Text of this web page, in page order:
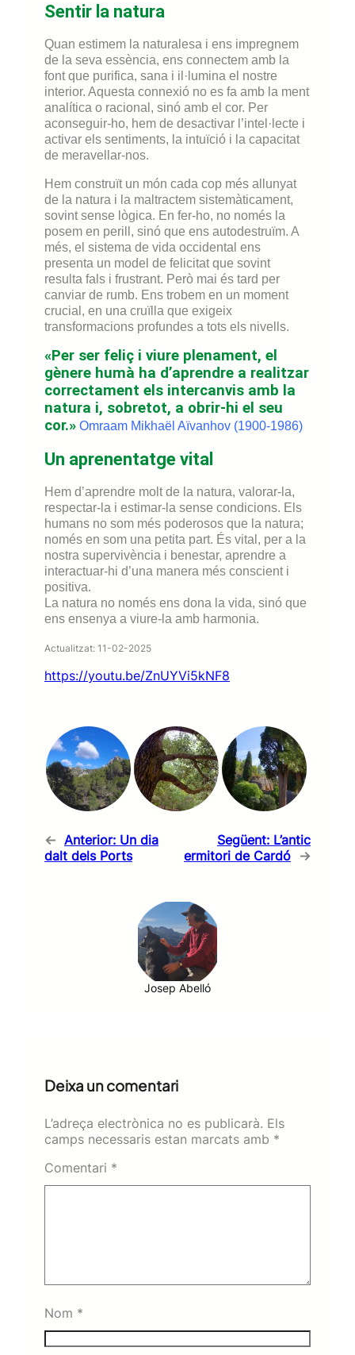
Sentir la natura
Quan estimem la naturalesa i ens impregnem
de la seva essència, ens connectem amb la
font que purifica, sana i il·lumina el nostre
interior. Aquesta connexió no es fa amb la ment
analítica o racional, sinó amb el cor. Per
aconseguir-ho, hem de desactivar l’intel·lecte i
activar els sentiments, la intuïció i la capacitat
de meravellar-nos.
Hem construït un món cada cop més allunyat
de la natura i la maltractem sistemàticament,
sovint sense lògica. En fer-ho, no només la
posem en perill, sinó que ens autodestruïm. A
més, el sistema de vida occidental ens
presenta un model de felicitat que sovint
resulta fals i frustrant. Però mai és tard per
canviar de rumb. Ens trobem en un moment
crucial, en una cruïlla que exigeix
transformacions profundes a tots els nivells.
«Per ser feliç i viure plenament, el
gènere humà ha d’aprendre a realitzar
correctament els intercanvis amb la
natura i, sobretot, a obrir-hi el seu
cor.» Omraam Mikhaël Aïvanhov (1900-1986)
Un aprenentatge vital
Hem d’aprendre molt de la natura, valorar-la,
respectar-la i estimar-la sense condicions. Els
humans no som més poderosos que la natura;
només en som una petita part. És vital, per a la
nostra supervivència i benestar, aprendre a
interactuar-hi d’una manera més conscient i
positiva.
La natura no només ens dona la vida, sinó que
ens ensenya a viure-la amb harmonia.
Actualitzat: 11-02-2025
https://youtu.be/ZnUYVi5kNF8
← Anterior: Un dia
dalt dels Ports
Següent: L’antic
ermitori de Cardó →
Josep Abelló
Deixa un comentari
L’adreça electrònica no es publicarà. Els
camps necessaris estan marcats amb *
Comentari *
Nom *